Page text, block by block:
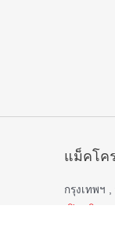
แม็คโค
กรุงเทพฯ
เปิดบริกา